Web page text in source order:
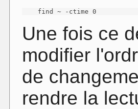
    find ~ -ctime 0
Une fois ce
modifier
de
rendre la